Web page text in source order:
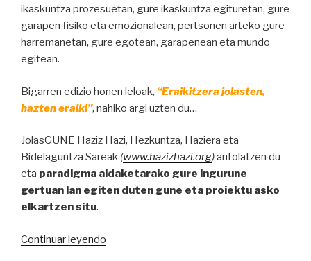
ikaskuntza prozesuetan, gure ikaskuntza egituretan, gure
garapen fisiko eta emozionalean, pertsonen arteko gure
harremanetan, gure egotean, garapenean eta mundo
egitean.
Bigarren edizio honen leloak, “Eraikitzera jolasten,
hazten eraiki”, nahiko argi uzten du…
JolasGUNE Haziz Hazi, Hezkuntza, Haziera eta
Bidelaguntza Sareak (www.hazizhazi.org)antolatzen du
eta paradigma aldaketarako gure ingurune
gertuan lan egiten duten gune eta proiektu asko
elkartzen situ.
Continuar leyendo